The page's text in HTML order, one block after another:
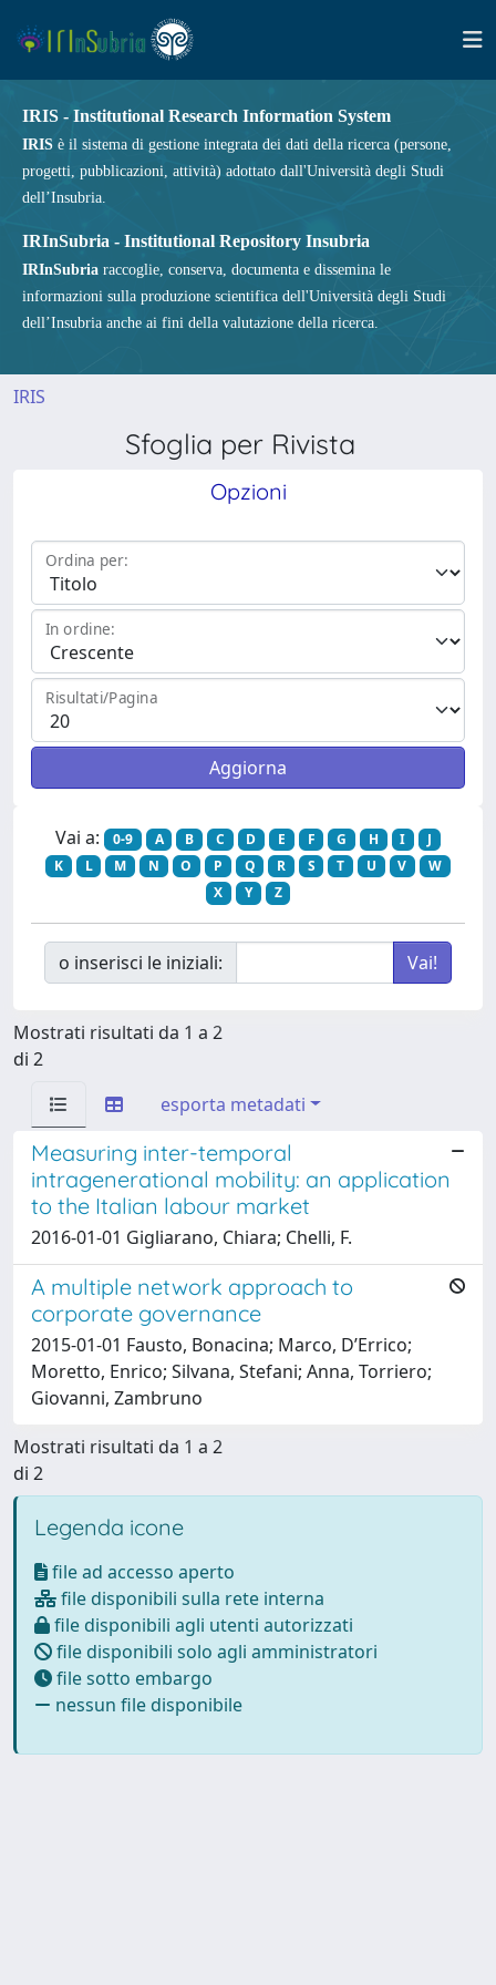
IRIS - Institutional Research Information System
IRIS è il sistema di gestione integrata dei dati della ricerca (persone,
progetti, pubblicazioni, attività) adottato dall'Università degli Studi
dell’Insubria.
IRInSubria - Institutional Repository Insubria
IRInSubria raccoglie, conserva, documenta e dissemina le
informazioni sulla produzione scientifica dell'Università degli Studi
dell’Insubria anche ai fini della valutazione della ricerca.
IRIS
Sfoglia per Rivista
Opzioni
Ordina per:
In ordine:
Risultati/Pagina
Vai a: 0-9 A B C D E F G H I
J
K
L M N O P Q R S T U V
W
X
Y Z
o inserisci le iniziali:
Mostrati risultati da 1 a 2
di 2
esporta metadati
Measuring inter-temporal
intragenerational mobility: an application
to the Italian labour market
2016-01-01 Gigliarano, Chiara; Chelli, F.
A multiple network approach to
corporate governance
2015-01-01 Fausto, Bonacina; Marco, D’Errico;
Moretto, Enrico; Silvana, Stefani; Anna, Torriero;
Giovanni, Zambruno
Mostrati risultati da 1 a 2
di 2
Legenda icone
file ad accesso aperto
file disponibili sulla rete interna
file disponibili agli utenti autorizzati
file disponibili solo agli amministratori
file sotto embargo
nessun file disponibile